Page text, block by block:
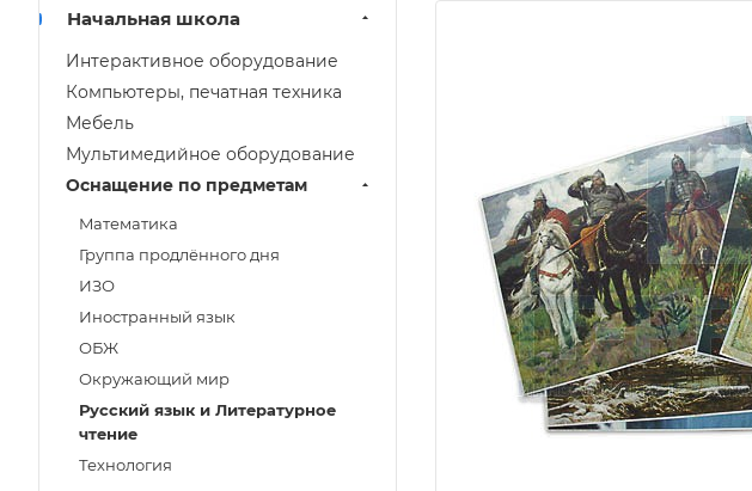
Начальная школа
Интерактивное оборудование
Компьютеры, печатная техника
Мебель
Мультимедийное оборудование
Оснащение по предметам
Mатематика
Группа продлённого дня
ИЗО
Иностранный язык
ОБЖ
Окружающий мир
Русский язык и Литературное
чтение
Технология